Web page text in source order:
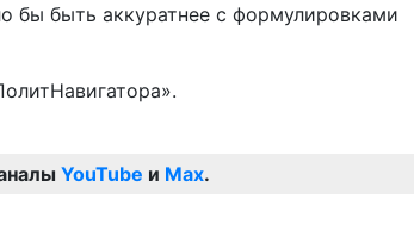
бы быть аккуратнее с формулировками
YouTube и Max.